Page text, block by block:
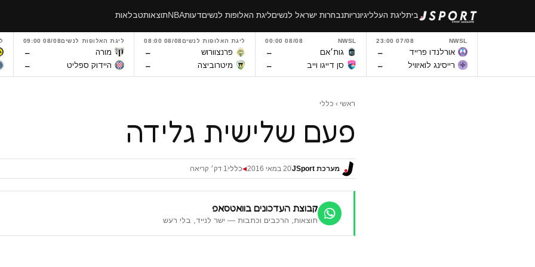
ביתליגת העלליגיונריותנבחרות ישראל לנשיםליגת האלופות לנשיםדעותNBAתוצאותטבלאות
NWSL
07/08 23:00
אורלנדו פרייד –
רייסינג לואיוויל –
NWSL
08/08 00:00
גות׳אם –
סן דייגו וייב –
ליגת האלופות לנשים08/08 08:00
פרנצוורוש –
מיטרוביצה –
ליגת האלופות לנשים08/08 09:00
מורה –
היידוק ספליט –
ראשי › כללי
פעם שלישית גלידה
מערכת JSport 20 במאי 2016 ◀כללי 1 דק׳ קריאה
קבוצת העדכונים בוואטסאפ
תוצאות, הרכבים וכתבות — ישר לנייד, בלי רעש